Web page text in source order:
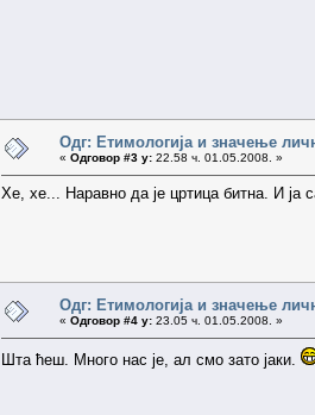
Одг: Етимологија и значење
« Одговор #3 у: 22.58 ч. 01.05.2008. »
Хе, хе... Наравно да је цртица битна. И
Одг: Етимологија и значење
« Одговор #4 у: 23.05 ч. 01.05.2008. »
Шта ћеш. Много нас је, ал смо зато јаки.